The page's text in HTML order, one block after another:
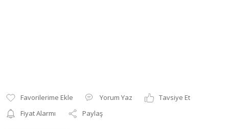
Yorum Yaz
Tavsiye Et
Fiyat Alarmı
Paylaş